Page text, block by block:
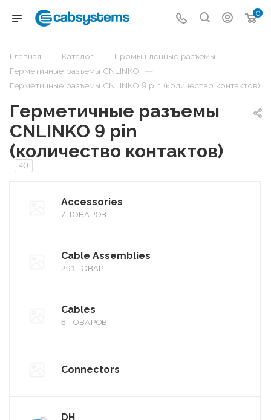
0
Главная — Каталог — Промышленные разъемы —
Герметичные разъемы CNLINKO —
Герметичные разъемы CNLINKO 9 pin (количество контактов)
Герметичные разъемы
CNLINKO 9 pin
(количество контактов)
40
Accessories
7 ТОВАРОВ
Cable Assemblies
291 ТОВАР
Cables
6 ТОВАРОВ
Connectors
DH